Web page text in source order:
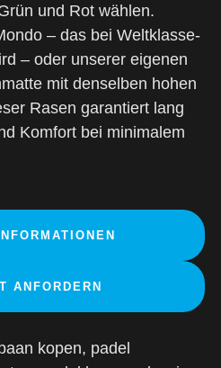
und Rot wählen.
– das bei Weltklasse-
– oder unserer eigenen
mit denselben hohen
Rasen garantiert lang
Komfort bei minimalem
ANFORDERN